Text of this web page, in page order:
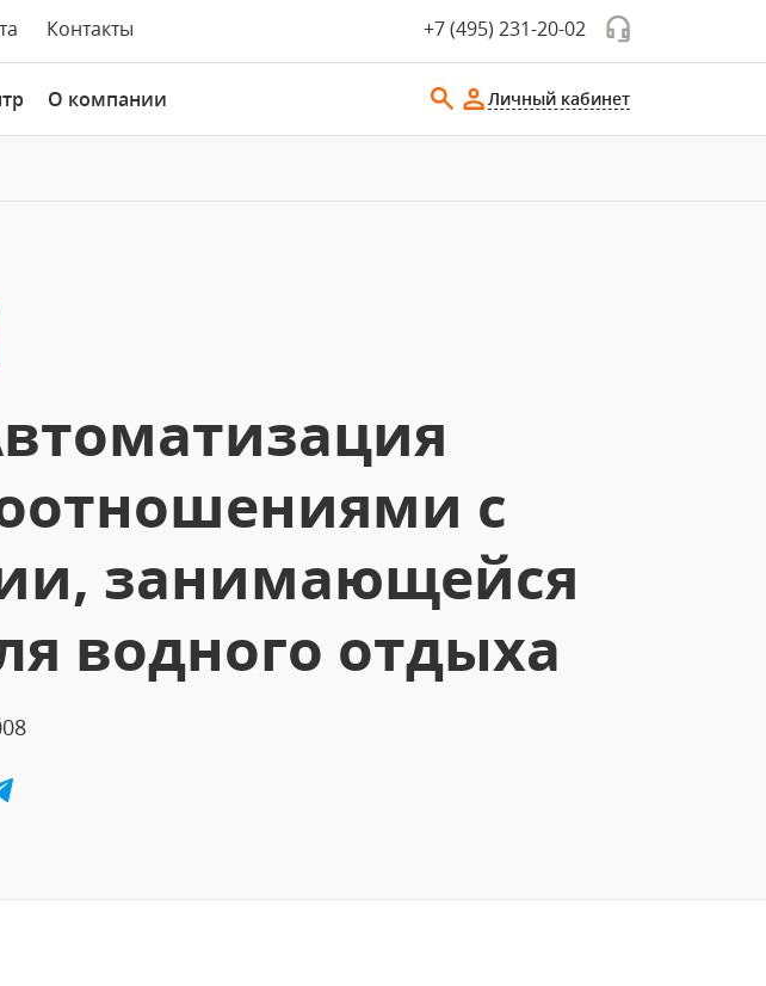
Контакты +7 (495) 231-20-02
О компании Личный кабинет
с
занимающейся
водного отдыха